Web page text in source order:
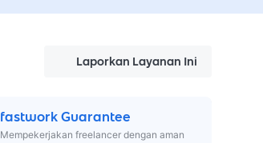
Laporkan Layanan Ini
fastwork Guarantee
Mempekerjakan freelancer dengan aman